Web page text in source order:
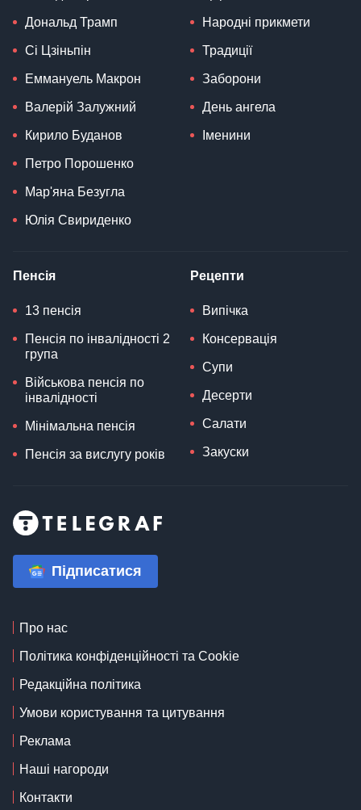
Дональд Трамп
Сі Цзіньпін
Еммануель Макрон
Валерій Залужний
Кирило Буданов
Петро Порошенко
Мар'яна Безугла
Юлія Свириденко
Народні прикмети
Традиції
Заборони
День ангела
Іменини
Пенсія
13 пенсія
Пенсія по інвалідності 2
група
Військова пенсія по
інвалідності
Мінімальна пенсія
Пенсія за вислугу років
Рецепти
Випічка
Консервація
Супи
Десерти
Салати
Закуски
Підписатися
Про нас
Політика конфіденційності та Cookie
Редакційна політика
Умови користування та цитування
Реклама
Наші нагороди
Контакти